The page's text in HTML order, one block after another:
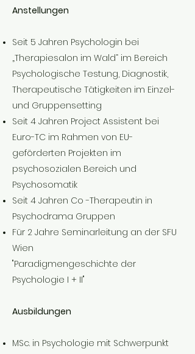
Anstellungen
Seit 5 Jahren Psychologin bei
„Therapiesalon im Wald“ im Bereich
Psychologische Testung, Diagnostik,
Therapeutische Tätigkeiten im Einzel-
und Gruppensetting
Seit 4 Jahren Project Assistent bei
Euro-TC im Rahmen von EU-
geförderten Projekten im
psychosozialen Bereich und
Psychosomatik
Seit 4 Jahren Co -Therapeutin in
Psychodrama Gruppen
Für 2 Jahre Seminarleitung an der SFU
Wien
"Paradigmengeschichte der
Psychologie I + II"
Ausbildungen
MSc. in Psychologie mit Schwerpunkt